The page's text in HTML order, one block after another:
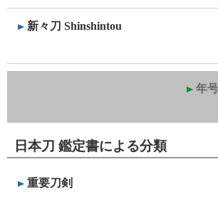
新々刀 Shinshintou
年
日本刀 鑑定書による分類
重要刀剣